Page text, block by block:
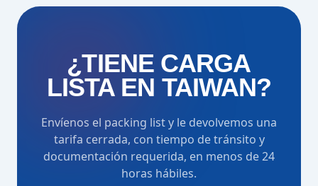
¿TIENE CARGA
LISTA EN TAIWAN?
Envíenos el packing list y le devolvemos una
tarifa cerrada, con tiempo de tránsito y
documentación requerida, en menos de 24
horas hábiles.